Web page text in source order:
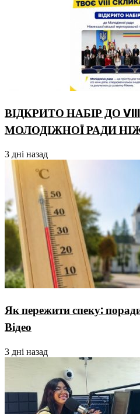
ВІДКРИТО НАБІР ДО
МОЛОДІЖНОЇ РАДИ
3 дні назад
Як пережити спеку:
Відео
3 дні назад